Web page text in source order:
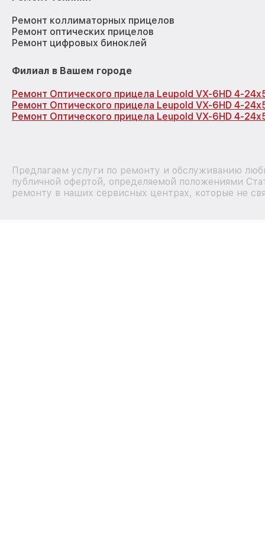
Ремонт коллиматорных прицелов
Ремонт оптических прицелов
Ремонт цифровых биноклей
Филиал в Вашем городе
Ремонт Оптического прицела Leupold VX-6HD 4-
Ремонт Оптического прицела Leupold VX-6HD 4-
Ремонт Оптического прицела Leupold VX-6HD 4-
Предлагаем услуги по ремонту и обслуживанию
публичной офертой, определяемой положениями
ремонту в наших сервисных центрах, которые не